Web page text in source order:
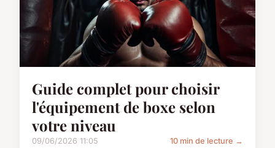
Guide complet pour choisir
l'équipement de boxe selon
votre niveau
09/06/2026 11:05 10 min de lecture →